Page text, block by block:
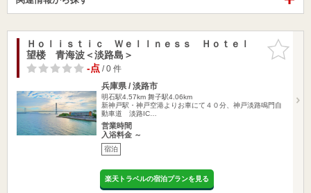
お気に入
りに追加
Ｈｏｌｉｓｔｉｃ Ｗｅｌｌｎｅｓｓ Ｈｏｔｅｌ
望楼 青海波＜淡路島＞
-点/ 0 件
兵庫県 / 淡路市
明石駅4.57km 舞子駅4.06km
新神戸駅・神戸空港よりお車にて４０分、神戸淡路鳴門自
動車道 淡路IC…
営業時間
入浴料金 ～
宿泊
楽天トラベルの宿泊プランを見る